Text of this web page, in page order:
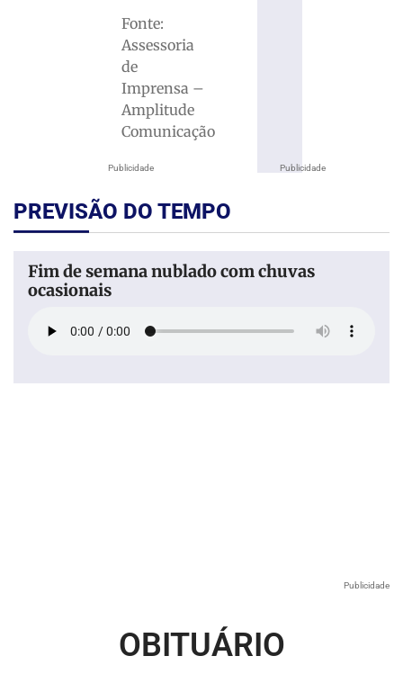
Publicidade
Fonte:
Assessoria
de
Imprensa –
Amplitude
Comunicação
Publicidade
PREVISÃO DO TEMPO
Fim de semana nublado com chuvas
ocasionais
Publicidade
OBITUÁRIO